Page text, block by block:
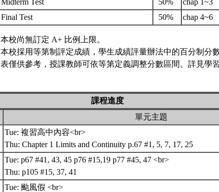
Midterm Test 50%
chap 1~3
Final Test 50% chap 4~6
本校尚無訂定 A+ 比例上限。
本校採用等第制評定成績，學生成績評量辦法中的百分制分
表僅供參考，授課教師可依等第定義調整分數區間。詳見學
課程進度
單元主題
Tue: 複習高中內容<br>
Thu: Chapter 1 Limits and Continuity p.67 #1, 5, 7, 17, 25
Tue: p67 #41, 43, 45 p76 #15,19 p77 #45, 47 <br>
Thu: p105 #15, 37, 41
Tue: 颱風假 <br>